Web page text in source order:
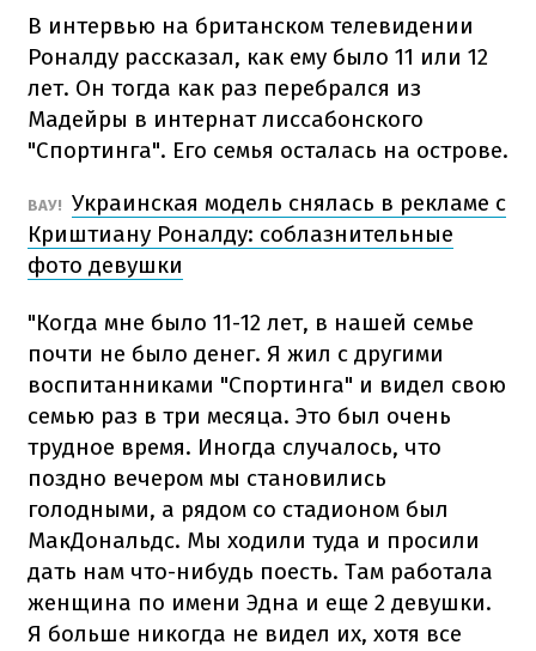
В интервью на британском телевидении
Роналду рассказал, как ему было 11 или 12
лет. Он тогда как раз перебрался из
Мадейры в интернат лиссабонского
"Спортинга". Его семья осталась на острове.
ВАУ! Украинская модель снялась в рекламе с
Криштиану Роналду: соблазнительные
фото девушки
"Когда мне было 11-12 лет, в нашей семье
почти не было денег. Я жил с другими
воспитанниками "Спортинга" и видел свою
семью раз в три месяца. Это был очень
трудное время. Иногда случалось, что
поздно вечером мы становились
голодными, а рядом со стадионом был
МакДональдс. Мы ходили туда и просили
дать нам что-нибудь поесть. Там работала
женщина по имени Эдна и еще 2 девушки.
Я больше никогда не видел их, хотя все